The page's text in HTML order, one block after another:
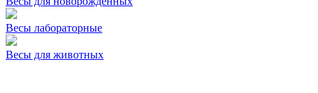
Весы лабораторные
Весы для животных